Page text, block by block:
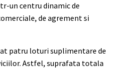
un centru dinamic de
de agrement si
patru loturi suplimentare de
Astfel, suprafata totala